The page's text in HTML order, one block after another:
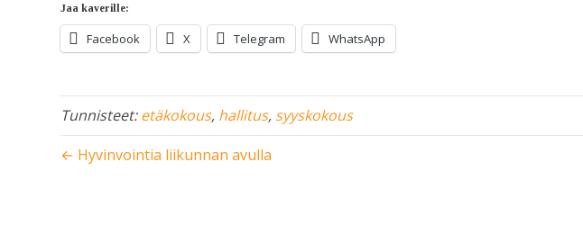
Jaa kaverille:
Facebook X Telegram WhatsApp
Tunnisteet:etäkokous, hallitus, syyskokous
← Hyvinvointia liikunnan avulla